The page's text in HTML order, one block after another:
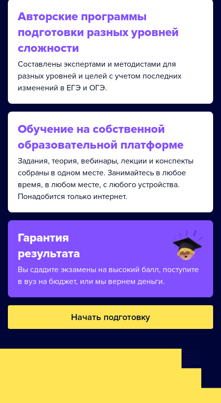
Авторские программы
подготовки разных уровней
сложности
Составлены экспертами и методистами для
разных уровней и целей с учетом последних
изменений в ЕГЭ и ОГЭ.
Обучение на собственной
образовательной платформе
Задания, теория, вебинары, лекции и конспекты
собраны в одном месте. Занимайтесь в любое
время, в любом месте, с любого устройства.
Понадобится только интернет.
Гарантия
результата
Вы сдадите экзамены на высокий балл, поступите
в вуз на бюджет, или мы вернем деньги.
Начать подготовку